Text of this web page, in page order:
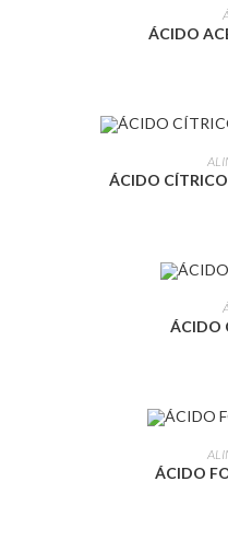
ÁCIDO
ÁCIDO
ÁCIDO
ÁCIDO